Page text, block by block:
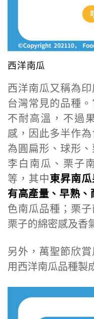
西洋南瓜
西洋南瓜又稱為
台灣常見的品種
不耐高溫，不過
感，因此多半作
為圓扁形、球形、
李白南瓜、栗子
等，其中東昇南
有高產量、早熟、
色南瓜品種；栗
栗子的綿密感及香
另外，萬聖節欣
用西洋南瓜品種製